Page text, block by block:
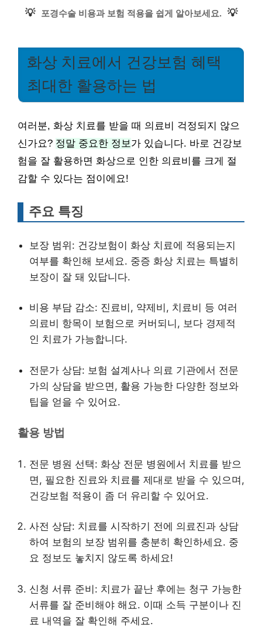
💡 포경수술 비용과 보험 적용을 쉽게 알아보세요. 💡
화상 치료에서 건강보험 혜택
최대한 활용하는 법
여러분, 화상 치료를 받을 때 의료비 걱정되지 않으
신가요? 정말 중요한 정보가 있습니다. 바로 건강보
험을 잘 활용하면 화상으로 인한 의료비를 크게 절
감할 수 있다는 점이에요!
주요 특징
보장 범위: 건강보험이 화상 치료에 적용되는지
여부를 확인해 보세요. 중증 화상 치료는 특별히
보장이 잘 돼 있답니다.
비용 부담 감소: 진료비, 약제비, 치료비 등 여러
의료비 항목이 보험으로 커버되니, 보다 경제적
인 치료가 가능합니다.
전문가 상담: 보험 설계사나 의료 기관에서 전문
가의 상담을 받으면, 활용 가능한 다양한 정보와
팁을 얻을 수 있어요.
활용 방법
전문 병원 선택: 화상 전문 병원에서 치료를 받으
면, 필요한 진료와 치료를 제대로 받을 수 있으며,
건강보험 적용이 좀 더 유리할 수 있어요.
사전 상담: 치료를 시작하기 전에 의료진과 상담
하여 보험의 보장 범위를 충분히 확인하세요. 중
요 정보도 놓치지 않도록 하세요!
신청 서류 준비: 치료가 끝난 후에는 청구 가능한
서류를 잘 준비해야 해요. 이때 소득 구분이나 진
료 내역을 잘 확인해 주세요.